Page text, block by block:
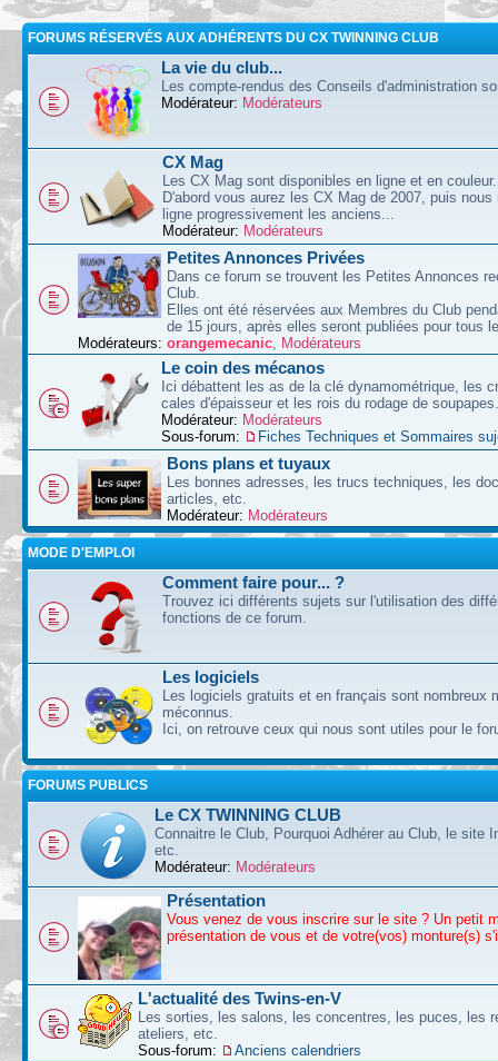
FORUMS RÉSERVÉS AUX ADHÉRENTS DU CX TWINNING CLUB
La vie du club...
Les compte-rendus des Conseils d'administration
Modérateur: Modérateurs
CX Mag
Les CX Mag sont disponibles en ligne et en couleur.
D'abord vous aurez les CX Mag de 2007, puis nous
ligne progressivement les anciens...
Modérateur: Modérateurs
Petites Annonces Privées
Dans ce forum se trouvent les Petites Annonces
Club.
Elles ont été réservées aux Membres du Club
de 15 jours, après elles seront publiées pour tous
Modérateurs: orangemecanic, Modérateurs
Le coin des mécanos
Ici débattent les as de la clé dynamométrique, les
cales d'épaisseur et les rois du rodage de soupapes.
Modérateur: Modérateurs
Sous-forum:
Fiches Techniques et Sommaires
Bons plans et tuyaux
Les bonnes adresses, les trucs techniques, les
articles, etc.
Modérateur: Modérateurs
MODE D'EMPLOI
Comment faire pour... ?
Trouvez ici différents sujets sur l'utilisation des
fonctions de ce forum.
Les logiciels
Les logiciels gratuits et en français sont nombreux
méconnus.
Ici, on retrouve ceux qui nous sont utiles pour le
FORUMS PUBLICS
Le CX TWINNING CLUB
Connaitre le Club, Pourquoi Adhérer au Club, le site
etc.
Modérateur: Modérateurs
Présentation
Vous venez de vous inscrire sur le site ? Un petit
présentation de vous et de votre(vos) monture(s)
L'actualité des Twins-en-V
Les sorties, les salons, les concentres, les puces, les
ateliers, etc.
Sous-forum:
Anciens calendriers